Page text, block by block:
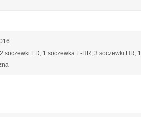
soczewki ED, 1 soczewka E-HR, 3 soczewki HR, 1